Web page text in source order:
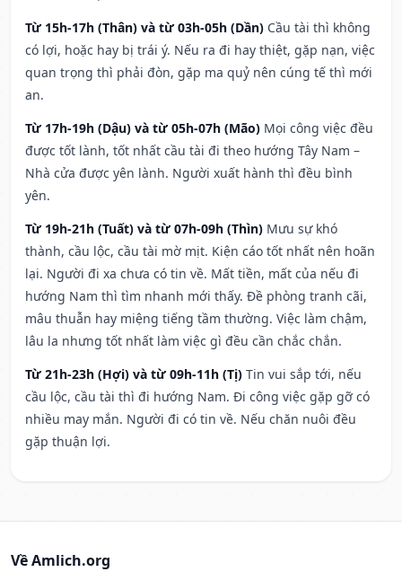
Từ 15h-17h (Thân) và từ 03h-05h (Dần) Cầu tài thì không
có lợi, hoặc hay bị trái ý. Nếu ra đi hay thiệt, gặp nạn, việc
quan trọng thì phải đòn, gặp ma quỷ nên cúng tế thì mới
an.
Từ 17h-19h (Dậu) và từ 05h-07h (Mão) Mọi công việc đều
được tốt lành, tốt nhất cầu tài đi theo hướng Tây Nam –
Nhà cửa được yên lành. Người xuất hành thì đều bình
yên.
Từ 19h-21h (Tuất) và từ 07h-09h (Thìn) Mưu sự khó
thành, cầu lộc, cầu tài mờ mịt. Kiện cáo tốt nhất nên hoãn
lại. Người đi xa chưa có tin về. Mất tiền, mất của nếu đi
hướng Nam thì tìm nhanh mới thấy. Đề phòng tranh cãi,
mâu thuẫn hay miệng tiếng tầm thường. Việc làm chậm,
lâu la nhưng tốt nhất làm việc gì đều cần chắc chắn.
Từ 21h-23h (Hợi) và từ 09h-11h (Tị) Tin vui sắp tới, nếu
cầu lộc, cầu tài thì đi hướng Nam. Đi công việc gặp gỡ có
nhiều may mắn. Người đi có tin về. Nếu chăn nuôi đều
gặp thuận lợi.
Về Amlich.org